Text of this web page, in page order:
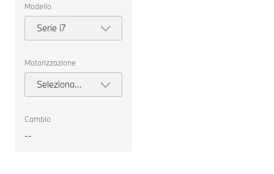
Modello
Serie i7
Motorizzazione
Seleziona
motorizzazione
Cambio
--